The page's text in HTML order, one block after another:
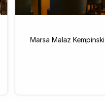
Marsa Malaz